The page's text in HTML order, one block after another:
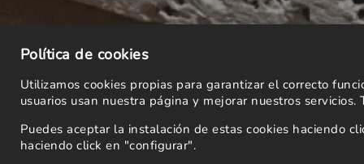
Política de cookies
Utilizamos cookies propias para garantizar el correcto
usuarios usan nuestra página y mejorar nuestros
Puedes aceptar la instalación de estas cookies haciendo
haciendo click en "configurar".